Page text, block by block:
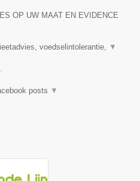
OP UW MAAT EN EVIDENCE
voedselintolerantie, ▼
posts ▼